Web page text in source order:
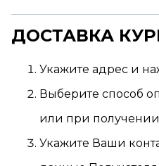
ДОСТАВКА
Укажите адрес и
Выберите способ
или при
Укажите Ваши